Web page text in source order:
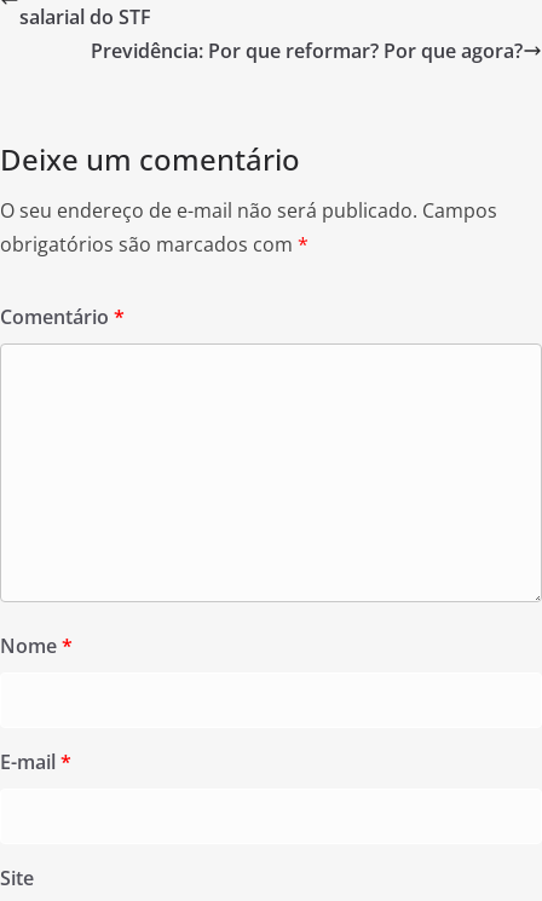
b
salarial do STF
Previdência: Por que reformar? Por que agora?
Deixe um comentário
O seu endereço de e-mail não será publicado. Campos
obrigatórios são marcados com *
Comentário *
Nome*
E-mail*
Site